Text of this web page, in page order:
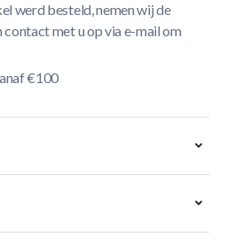
werd besteld, nemen wij de
met u op via e-mail om
€100